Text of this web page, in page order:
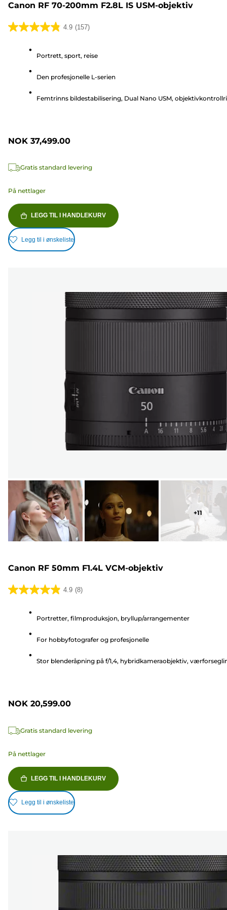
Canon RF 70-200mm F2.8L IS USM-objektiv
4.9 (157)
4.9
stjerner.
omtaler
Portrett, sport, reise
Den profesjonelle L-serien
Femtrinns bildestabilisering, Dual Nano USM,
NOK 37,499.00
Gratis standard levering
På nettlager
LEGG TIL I HANDLEKURV
Legg til i ønskeliste
+11
Canon RF 50mm F1.4L VCM-objektiv
4.9 (8)
4.9
stjerner.
omtaler
Portretter, filmproduksjon, bryllup/arrangementer
For hobbyfotografer og profesjonelle
Stor blenderåpning på f/1,4, hybridkameraobjektiv,
NOK 20,599.00
Gratis standard levering
På nettlager
LEGG TIL I HANDLEKURV
Legg til i ønskeliste